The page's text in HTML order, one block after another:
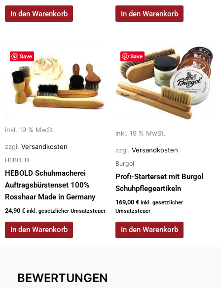
In den Warenkorb In den Warenkorb
Save
inkl. 19 % MwSt.
zzgl. Versandkosten
HEBOLD
HEBOLD Schuhmacherei
Auftragsbürstenset 100%
Rosshaar Made in Germany
24,90 € inkl. gesetzlicher Umsatzsteuer
In den Warenkorb
Save
inkl. 19 % MwSt.
zzgl. Versandkosten
Burgol
Profi-Starterset mit Burgol
Schuhpflegeartikeln
169,00 € inkl. gesetzlicher
Umsatzsteuer
In den Warenkorb
BEWERTUNGEN